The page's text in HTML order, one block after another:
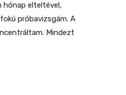
hónap elteltével,
próbavizsgám. A
Mindezt